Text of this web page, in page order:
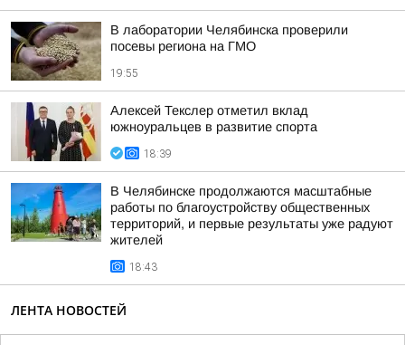
В лаборатории Челябинска проверили
посевы региона на ГМО
19:55
Алексей Текслер отметил вклад
южноуральцев в развитие спорта
18:39
В Челябинске продолжаются масштабные
работы по благоустройству общественных
территорий, и первые результаты уже радуют
жителей
18:43
ЛЕНТА НОВОСТЕЙ